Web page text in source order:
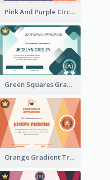
Pink And Purple Circles Pattern Appreciation Certificate
Green Squares Gradient Appreciation Certificate
Orange Gradient Triangle Patterns Certificate